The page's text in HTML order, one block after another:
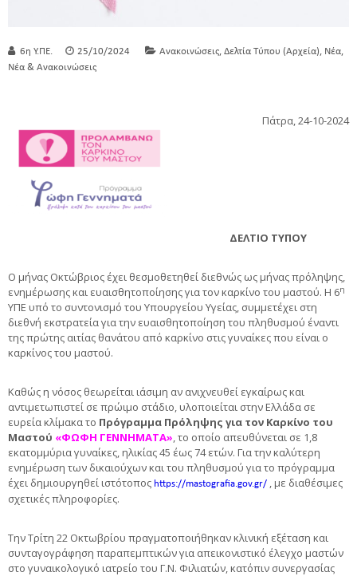
6η Υ.ΠΕ. 25/10/2024 Ανακοινώσεις, Δελτία Τύπου (Αρχεία), Νέα,
Νέα & Ανακοινώσεις
Πάτρα, 24-10-2024
ΔΕΛΤΙΟ ΤΥΠΟΥ
Ο μήνας Οκτώβριος έχει θεσμοθετηθεί διεθνώς ως μήνας πρόληψης,
ενημέρωσης και ευαισθητοποίησης για τον καρκίνο του μαστού. Η 6η
ΥΠΕ υπό το συντονισμό του Υπουργείου Υγείας, συμμετέχει στη
διεθνή εκστρατεία για την ευαισθητοποίηση του πληθυσμού έναντι
της πρώτης αιτίας θανάτου από καρκίνο στις γυναίκες που είναι ο
καρκίνος του μαστού.
Καθώς η νόσος θεωρείται ιάσιμη αν ανιχνευθεί εγκαίρως και
αντιμετωπιστεί σε πρώιμο στάδιο, υλοποιείται στην Ελλάδα σε
ευρεία κλίμακα το Πρόγραμμα Πρόληψης για τον Καρκίνο του
Μαστού «ΦΩΦΗ ΓΕΝΝΗΜΑΤΑ», το οποίο απευθύνεται σε 1,8
εκατομμύρια γυναίκες, ηλικίας 45 έως 74 ετών. Για την καλύτερη
ενημέρωση των δικαιούχων και του πληθυσμού για το πρόγραμμα
έχει δημιουργηθεί ιστότοπος https://mastografia.gov.gr/ , με διαθέσιμες
σχετικές πληροφορίες.
Την Τρίτη 22 Οκτωβρίου πραγματοποιήθηκαν κλινική εξέταση και
συνταγογράφηση παραπεμπτικών για απεικονιστικό έλεγχο μαστών
στο γυναικολογικό ιατρείο του Γ.Ν. Φιλιατών, κατόπιν συνεργασίας